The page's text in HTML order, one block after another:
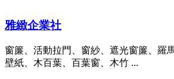
雅緻企業社
窗簾、活動拉門、窗紗、遮光窗簾、羅
壁紙、木百葉、百葉窗、木竹 ...